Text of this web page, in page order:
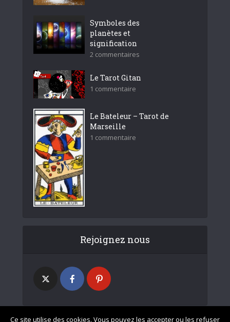
Symboles des
planètes et
signification
2 commentaires
Le Tarot Gitan
1 commentaire
Le Bateleur – Tarot de
Marseille
1 commentaire
Rejoignez nous
Ce site utilise des cookies. Vous pouvez les accepter ou les refuser